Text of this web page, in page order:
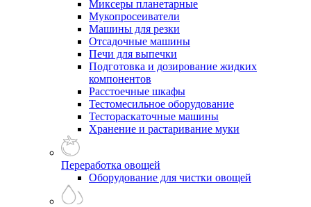
Миксеры планетарные
Мукопросеиватели
Машины для резки
Отсадочные машины
Печи для выпечки
Подготовка и дозирование жидких
компонентов
Расстоечные шкафы
Тестомесильное оборудование
Тестораскаточные машины
Хранение и растаривание муки
Переработка овощей
Оборудование для чистки овощей